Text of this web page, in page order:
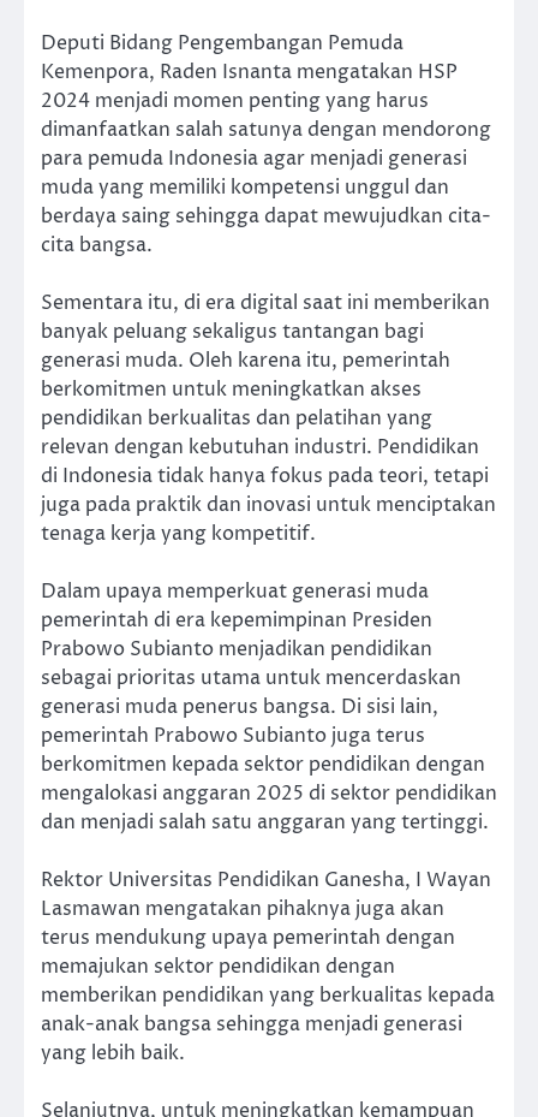
Deputi Bidang Pengembangan Pemuda
Kemenpora, Raden Isnanta mengatakan HSP
2024 menjadi momen penting yang harus
dimanfaatkan salah satunya dengan mendorong
para pemuda Indonesia agar menjadi generasi
muda yang memiliki kompetensi unggul dan
berdaya saing sehingga dapat mewujudkan cita-
cita bangsa.
Sementara itu, di era digital saat ini memberikan
banyak peluang sekaligus tantangan bagi
generasi muda. Oleh karena itu, pemerintah
berkomitmen untuk meningkatkan akses
pendidikan berkualitas dan pelatihan yang
relevan dengan kebutuhan industri. Pendidikan
di Indonesia tidak hanya fokus pada teori, tetapi
juga pada praktik dan inovasi untuk menciptakan
tenaga kerja yang kompetitif.
Dalam upaya memperkuat generasi muda
pemerintah di era kepemimpinan Presiden
Prabowo Subianto menjadikan pendidikan
sebagai prioritas utama untuk mencerdaskan
generasi muda penerus bangsa. Di sisi lain,
pemerintah Prabowo Subianto juga terus
berkomitmen kepada sektor pendidikan dengan
mengalokasi anggaran 2025 di sektor pendidikan
dan menjadi salah satu anggaran yang tertinggi.
Rektor Universitas Pendidikan Ganesha, I Wayan
Lasmawan mengatakan pihaknya juga akan
terus mendukung upaya pemerintah dengan
memajukan sektor pendidikan dengan
memberikan pendidikan yang berkualitas kepada
anak-anak bangsa sehingga menjadi generasi
yang lebih baik.
Selanjutnya, untuk meningkatkan kemampuan